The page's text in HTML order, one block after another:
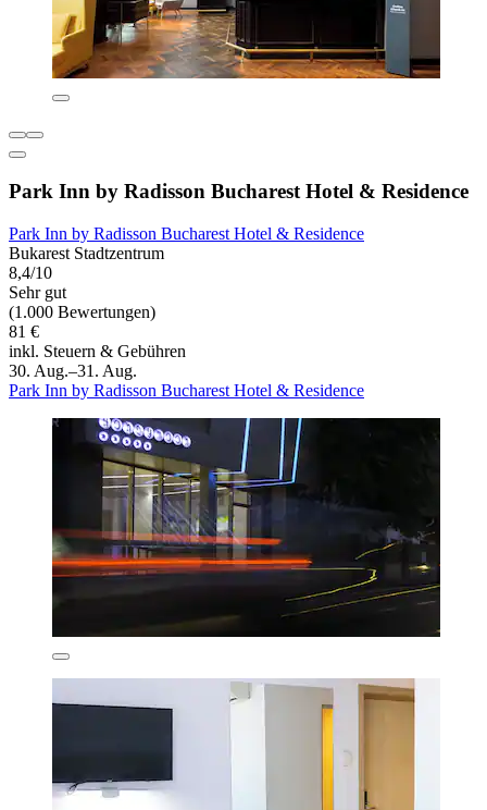
Park Inn by Radisson Bucharest Hotel & Residence
Park Inn by Radisson Bucharest Hotel & Residence
Bukarest Stadtzentrum
8,4/10
Sehr gut
(1.000 Bewertungen)
81 €
inkl. Steuern & Gebühren
30. Aug.–31. Aug.
Park Inn by Radisson Bucharest Hotel & Residence